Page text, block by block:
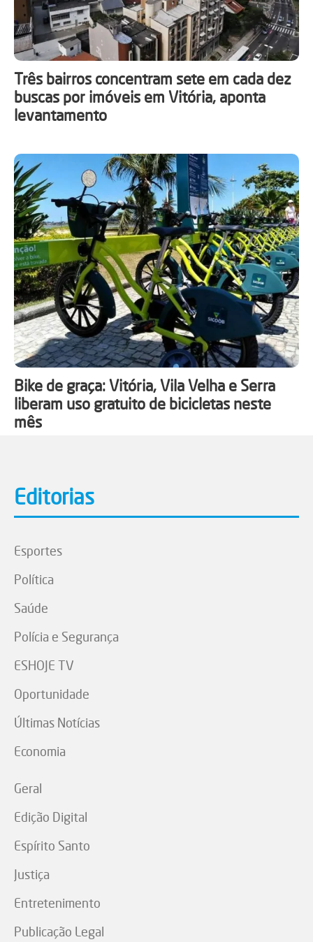
Três bairros concentram sete em cada dez
buscas por imóveis em Vitória, aponta
levantamento
Bike de graça: Vitória, Vila Velha e Serra
liberam uso gratuito de bicicletas neste
mês
Editorias
Esportes
Política
Saúde
Polícia e Segurança
ESHOJE TV
Oportunidade
Últimas Notícias
Economia
Geral
Edição Digital
Espírito Santo
Justiça
Entretenimento
Publicação Legal